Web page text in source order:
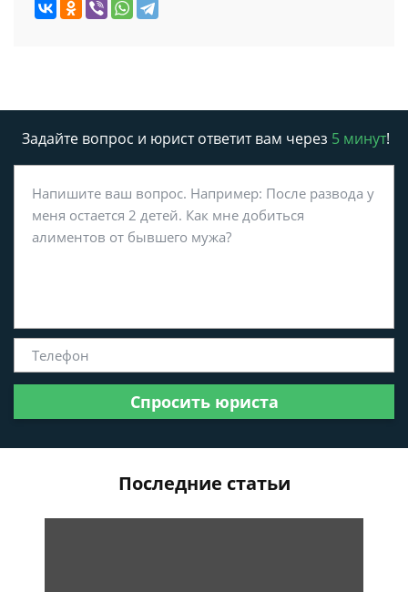
Задайте вопрос и юрист ответит вам через 5 минут!
Спросить юриста
Последние статьи